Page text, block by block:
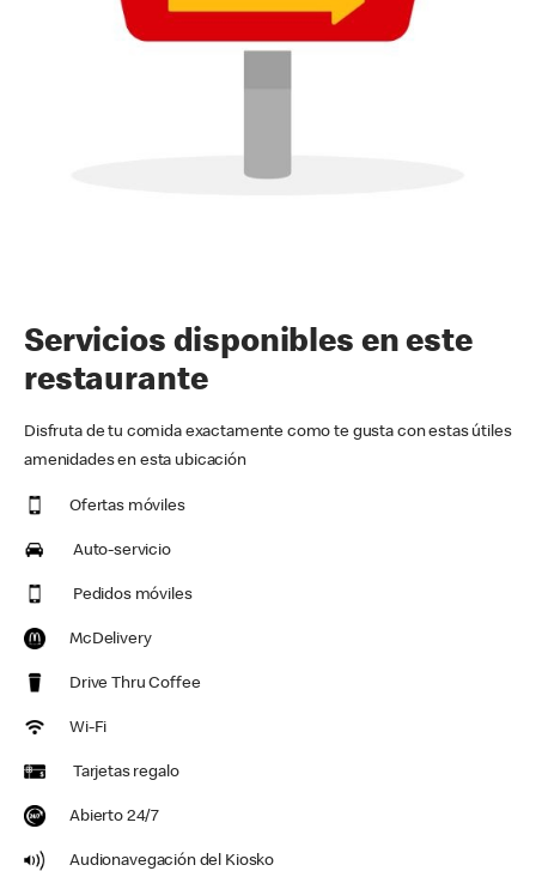
Servicios disponibles en este
restaurante
Disfruta de tu comida exactamente como te gusta con estas útiles
amenidades en esta ubicación
Ofertas móviles
Auto-servicio
Pedidos móviles
McDelivery
Drive Thru Coffee
Wi-Fi
Tarjetas regalo
Abierto 24/7
Audionavegación del Kiosko